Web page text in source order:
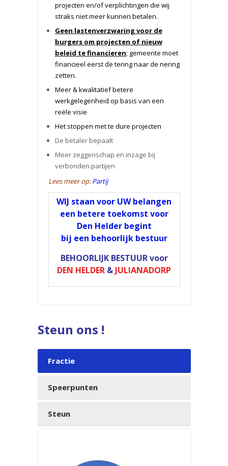
projecten en/of verplichtingen die wij
straks niet meer kunnen betalen.
Geen lastenverzwaring voor de
burgers om projecten of nieuw
beleid te financieren; gemeente moet
financieel eerst de tering naar de nering
zetten.
Meer & kwalitatief betere
werkgelegenheid op basis van een
reële visie
Het stoppen met te dure projecten
De betaler bepaalt
Meer zeggenschap en inzage bij
verbonden partijen
Lees meer op:Partij
WIJ staan voor UW belangen
een betere toekomst voor
Den Helder begint
bij een behoorlijk bestuur
BEHOORLIJK BESTUUR voor
DEN HELDER & JULIANADORP
Steun ons !
Fractie
Speerpunten
Steun